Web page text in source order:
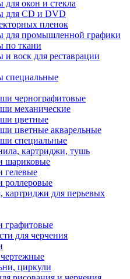
окон и стекла
для CD и DVD
пленок
для промышленной графики
по ткани
воск для реставрации
специальные
чернографитовые
механические
цветные
цветные акварельные
специальные
картриджи, тушь
шариковые
гелевые
роллеровые
картриджи для перьевых
графитовые
для черчения
циркули